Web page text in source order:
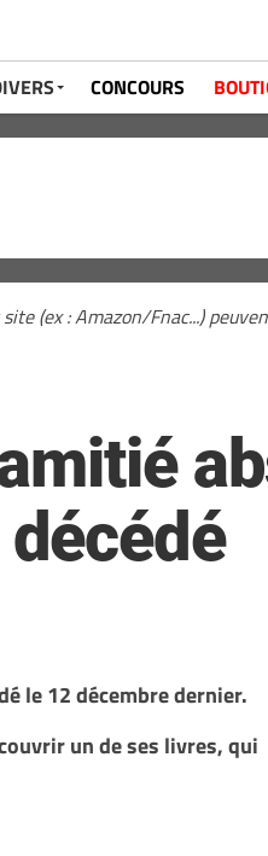
CONCOURS
(ex : Amazon/Fnac...)
le 12 décembre dernier.
un de ses livres, qui